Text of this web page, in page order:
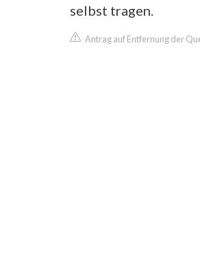
selbst tragen.
Antrag auf Entfernung der